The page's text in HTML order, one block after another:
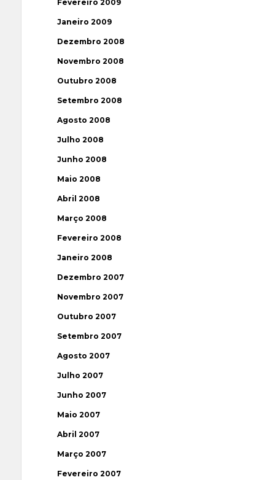
Fevereiro 2009
Janeiro 2009
Dezembro 2008
Novembro 2008
Outubro 2008
Setembro 2008
Agosto 2008
Julho 2008
Junho 2008
Maio 2008
Abril 2008
Março 2008
Fevereiro 2008
Janeiro 2008
Dezembro 2007
Novembro 2007
Outubro 2007
Setembro 2007
Agosto 2007
Julho 2007
Junho 2007
Maio 2007
Abril 2007
Março 2007
Fevereiro 2007